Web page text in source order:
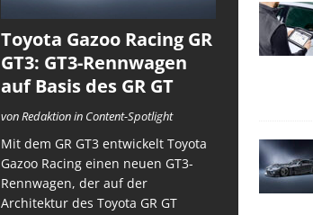
Toyota Gazoo Racing GR
GT3: GT3-Rennwagen
auf Basis des GR GT
von Redaktion in Content-Spotlight
Mit dem GR GT3 entwickelt Toyota
Gazoo Racing einen neuen GT3-
Rennwagen, der auf der
Architektur des Toyota GR GT